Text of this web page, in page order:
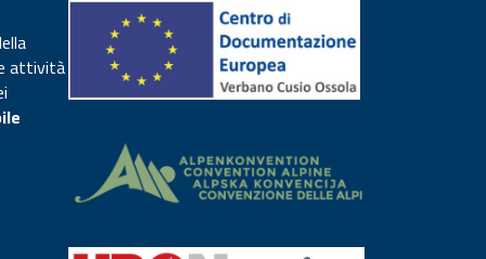
attività